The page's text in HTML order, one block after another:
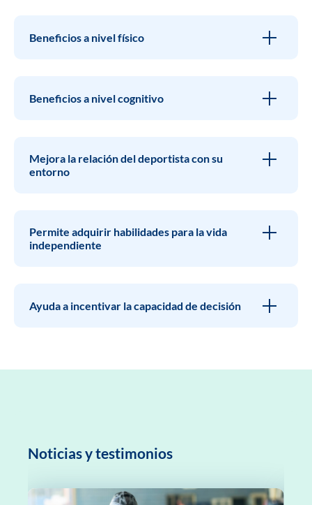
Beneficios a nivel físico
Beneficios a nivel cognitivo
Mejora la relación del deportista con su
entorno
Permite adquirir habilidades para la vida
independiente
Ayuda a incentivar la capacidad de decisión
Noticias y testimonios